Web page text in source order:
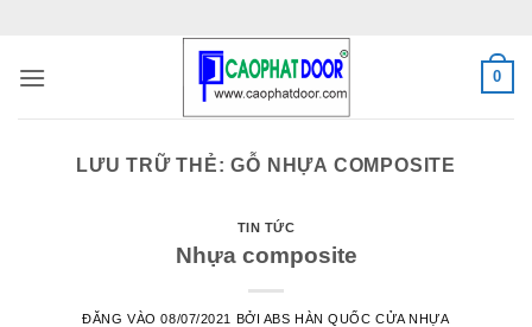
nội
0
LƯU TRỮ THẺ:GỖ NHỰA COMPOSITE
TIN TỨC
Nhựa composite
ĐĂNG VÀO08/07/2021 BỞI ABS HÀN QUỐC CỬA NHỰA